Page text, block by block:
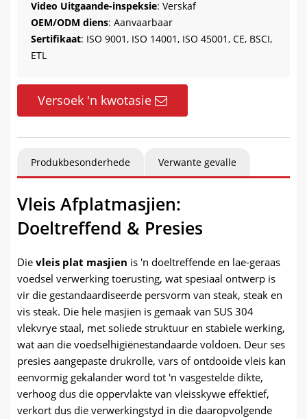
Video Uitgaande-inspeksie: Verskaf
OEM/ODM diens: Aanvaarbaar
Sertifikaat: ISO 9001, ISO 14001, ISO 45001, CE, BSCI,
ETL
Versoek 'n kwotasie
Produkbesonderhede Verwante gevalle
Vleis Afplatmasjien:
Doeltreffend & Presies
Die vleis plat masjien is 'n doeltreffende en lae-geraas
voedsel verwerking toerusting, wat spesiaal ontwerp is
vir die gestandaardiseerde persvorm van steak, steak en
vis steak. Die hele masjien is gemaak van SUS 304
vlekvrye staal, met soliede struktuur en stabiele werking,
wat aan die voedselhigiënestandaarde voldoen. Deur ses
presies aangepaste drukrolle, vars of ontdooide vleis kan
eenvormig gekalander word tot 'n vasgestelde dikte,
verhoog dus die oppervlakte van vleisskywe effektief,
verkort dus die verwerkingstyd in die daaropvolgende